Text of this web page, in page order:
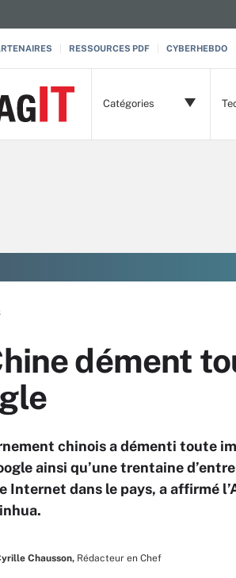
RESSOURCES PDF CYBERHEBDO
Catégories
dément
chinois a démenti toute
ainsi qu’une trentaine
Internet dans le pays, a affirmé
Chausson, Rédacteur en Chef